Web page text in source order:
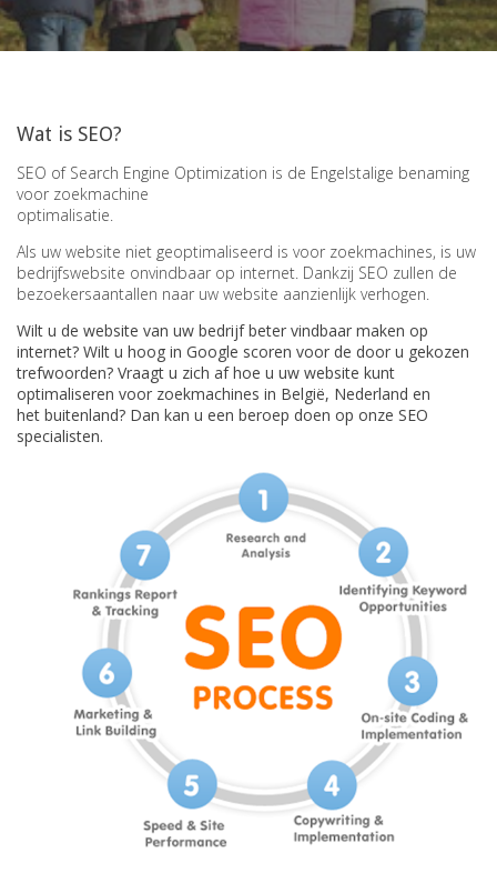
Wat is SEO?
SEO of Search Engine Optimization is de Engelstalige benaming
voor zoekmachine
optimalisatie.
Als uw website niet geoptimaliseerd is voor zoekmachines, is uw
bedrijfswebsite onvindbaar op internet. Dankzij SEO zullen de
bezoekersaantallen naar uw website aanzienlijk verhogen.
Wilt u de website van uw bedrijf beter vindbaar maken op
internet? Wilt u hoog in Google scoren voor de door u gekozen
trefwoorden? Vraagt u zich af hoe u uw website kunt
optimaliseren voor zoekmachines in België, Nederland en
het buitenland? Dan kan u een beroep doen op onze SEO
specialisten.